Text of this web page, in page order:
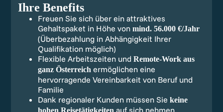
Ihre Benefits
Freuen Sie sich über ein attraktives
Gehaltspaket in Höhe von mind. 56.000 €/Jahr
(Überbezahlung in Abhängigkeit Ihrer
Qualifikation möglich)
Flexible Arbeitszeiten und Remote-Work aus
ganz Österreich ermöglichen eine
hervorragende Vereinbarkeit von Beruf und
Familie
Dank regionaler Kunden müssen Sie keine